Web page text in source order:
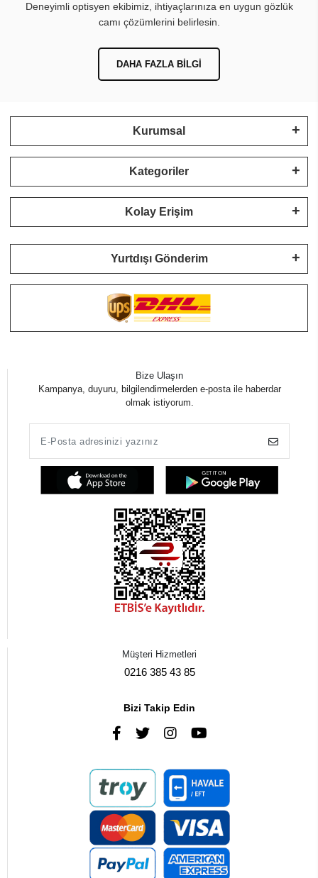
Deneyimli optisyen ekibimiz, ihtiyaçlarınıza en uygun gözlük
camı çözümlerini belirlesin.
DAHA FAZLA BILGI
Kurumsal
Kategoriler
Kolay Erişim
Yurtdışı Gönderim
Bize Ulaşın
Kampanya, duyuru, bilgilendirmelerden e-posta ile haberdar
olmak istiyorum.
Müşteri Hizmetleri
0216 385 43 85
Bizi Takip Edin